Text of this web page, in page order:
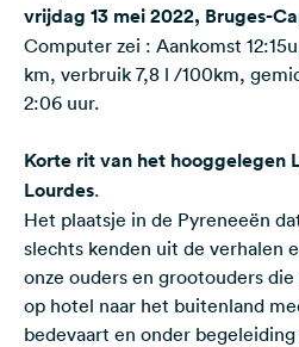
vrijdag 13 mei 2022, Bruges-
Computer zei : Aankomst
km, verbruik 7,8 l /100km,
2:06 uur.
Korte rit van het hooggelegen
Lourdes.
Het plaatsje in de Pyreneeën
slechts kenden uit de verhalen
onze ouders en grootouders
op hotel naar het buitenland
bedevaart en onder